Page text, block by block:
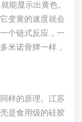
能显示出黄色。
变黄的速度就会
个链式反应，一
米诺骨牌一样，
样的原理。江苏
是食用级的硅胶